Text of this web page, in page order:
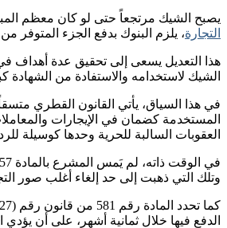
يصبح الشيك مرتجعاً حتى لو كان معظم
التجارة، يلزم البنوك بدفع الجزء
هذا التعديل يسعى إلى تحقيق عدة أهداف
الشيك لاستخدامه والاستفادة من الشهادة
في هذا السياق، يأتي القانون القطري
المستخدمة كضمان في الإيجارات
العقوبات السالبة للحرية وحدها كوسيلة
في الوقت ذاته، لم يَمس المشرع بالمادة 357 من
وتلك التي ذهبت إلى حد إلغاء أغلب صور
الدفع فيها خلال ثمانية أشهر، على أن